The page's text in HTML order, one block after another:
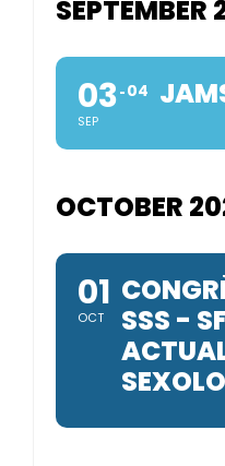
SEPTEMBER
03
SEP
04
OCTOBER
01
OCT
SSS -